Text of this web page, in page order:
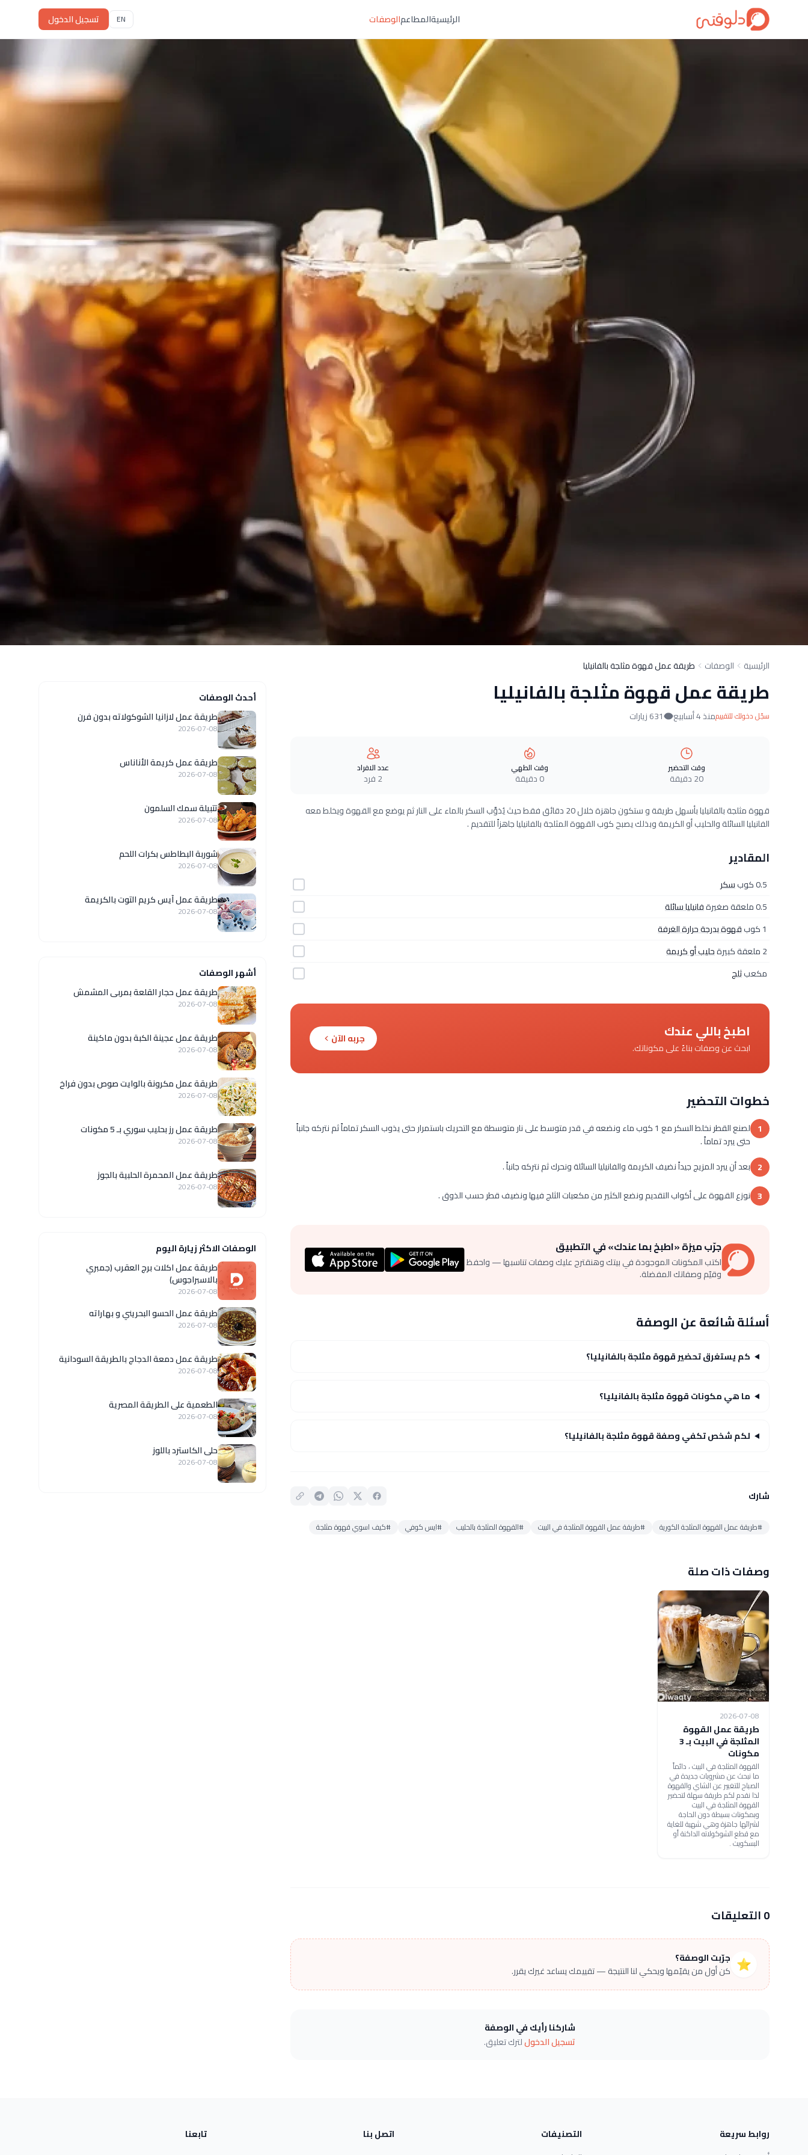
الرئيسيةالمطاعمالوصفات EN تسجيل الدخول
الرئيسية الوصفات طريقة عمل قهوة مثلجة بالفانيليا
طريقة عمل قهوة مثلجة بالفانيليا
سجّل دخولك للتقييممنذ 4 أسابيع 631 زيارات
وقت التحضير
20 دقيقة
وقت الطهي
0 دقيقة
عدد الافراد
2 فرد
قهوة مثلجة بالفانيليا بأسهل طريقة و ستكون جاهزة خلال 20 دقائق فقط حيث يُذوَّب السكر بالماء على النار ثم يوضع مع القهوة ويخلط معه
الفانيليا السائلة والحليب أو الكريمة وبذلك يصبح كوب القهوة المثلجة بالفانيليا جاهزاً للتقديم .
المقادير
0.5 كوب
سكر
0.5 ملعقة صغيرة
فانيليا سائلة
1 كوب
قهوة بدرجة حرارة الغرفة
2 ملعقة كبيرة
حليب أو كريمة
مكعبثلج
اطبخ باللي عندك
ابحث عن وصفات بناءً على مكوناتك.
جربه الآن
خطوات التحضير
1
لصنع القطر نخلط السكر مع 1 كوب ماء ونضعه في قدر متوسط على نار متوسطة مع التحريك باستمرار حتى يذوب السكر تماماً ثم نتركه جانباً
حتى يبرد تماماً .
2 بعد أن يبرد المزيج جيداً نضيف الكريمة والفانيليا السائلة ونحرك ثم نتركه جانباً .
3 نوزع القهوة على أكواب التقديم ونضع الكثير من مكعبات الثلج فيها ونضيف قطر حسب الذوق .
جرّب ميزة «اطبخ بما عندك» في التطبيق
اكتب المكونات الموجودة في بيتك وهنقترح عليك وصفات تناسبها — واحفظ
وقيّم وصفاتك المفضلة.
أسئلة شائعة عن الوصفة
كم يستغرق تحضير قهوة مثلجة بالفانيليا؟
ما هي مكونات قهوة مثلجة بالفانيليا؟
لكم شخص تكفي وصفة قهوة مثلجة بالفانيليا؟
شارك
#طريقة عمل القهوة المثلجة الكورية #طريقة عمل القهوة المثلجة في البيت #القهوة المثلجة بالحليب #ايس كوفي #كيف اسوي قهوة مثلجة
وصفات ذات صلة
2026-07-08
طريقة عمل القهوة
المثلجة في البيت بـ 3
مكونات
القهوة المثلجة في البيت ، دائماً
ما نبحث عن مشروبات جديدة في
الصباح للتغيير عن الشاي والقهوة
لذا نقدم لكم طريقة سهلة لتحضير
القهوة المثلجة في البيت
وبمكونات بسيطة دون الحاجة
لشرائها جاهزة وهي شهية للغاية
مع قطع الشوكولاته الداكنة أو
البسكويت .
0 التعليقات
⭐ جرّبت الوصفة؟
كن أول من يقيّمها ويحكي لنا النتيجة — تقييمك يساعد غيرك يقرر.
شاركنا رأيك في الوصفة
تسجيل الدخوللترك تعليق.
أحدث الوصفات
طريقة عمل لازانيا الشوكولاته بدون فرن
2026-07-08
طريقة عمل كريمة الأناناس
2026-07-08
تتبيلة سمك السلمون
2026-07-08
شوربة البطاطس بكرات اللحم
2026-07-08
طريقة عمل آيس كريم التوت بالكريمة
2026-07-08
أشهر الوصفات
طريقة عمل حجار القلعة بمربى المشمش
2026-07-08
طريقة عمل عجينة الكبة بدون ماكينة
2026-07-08
طريقة عمل مكرونة بالوايت صوص بدون فراخ
2026-07-08
طريقة عمل رز بحليب سوري بـ 5 مكونات
2026-07-08
طريقة عمل المحمرة الحلبية بالجوز
2026-07-08
الوصفات الاكثر زيارة اليوم
طريقة عمل اكلات برج العقرب (جمبري
بالاسبراجوس)
2026-07-08
طريقة عمل الحسو البحريني و بهاراته
2026-07-08
طريقة عمل دمعة الدجاج بالطريقة السودانية
2026-07-08
الطعمية على الطريقة المصرية
2026-07-08
حلى الكاسترد باللوز
2026-07-08
روابط سريعة
التصنيفات
اتصل بنا تابعنا